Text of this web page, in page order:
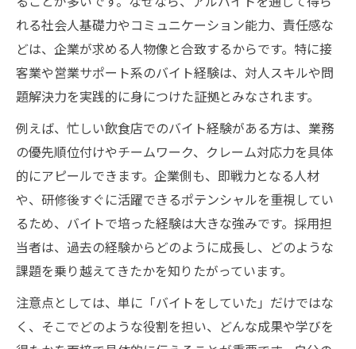
れる社会人基礎力やコミュニケーション能力、責任感な
どは、企業が求める人物像と合致するからです。特に接
客業や営業サポート系のバイト経験は、対人スキルや問
題解決力を実践的に身につけた証拠とみなされます。
例えば、忙しい飲食店でのバイト経験がある方は、業務
の優先順位付けやチームワーク、クレーム対応力を具体
的にアピールできます。企業側も、即戦力となる人材
や、研修後すぐに活躍できるポテンシャルを重視してい
るため、バイトで培った経験は大きな強みです。採用担
当者は、過去の経験からどのように成長し、どのような
課題を乗り越えてきたかを知りたがっています。
注意点としては、単に「バイトをしていた」だけではな
く、そこでどのような役割を担い、どんな成果や学びを